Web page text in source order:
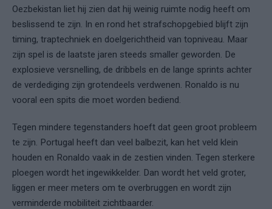
Oezbekistan liet hij zien dat hij weinig ruimte nodig heeft om
beslissend te zijn. In en rond het strafschopgebied blijft zijn
timing, traptechniek en doelgerichtheid van topniveau. Maar
zijn spel is de laatste jaren steeds smaller geworden. De
explosieve versnelling, de dribbels en de lange sprints achter
de verdediging zijn grotendeels verdwenen. Ronaldo is nu
vooral een spits die moet worden bediend.
Tegen mindere tegenstanders hoeft dat geen groot probleem
te zijn. Portugal heeft dan veel balbezit, kan het veld klein
houden en Ronaldo vaak in de zestien vinden. Tegen sterkere
ploegen wordt het ingewikkelder. Dan wordt het veld groter,
liggen er meer meters om te overbruggen en wordt zijn
verminderde mobiliteit zichtbaarder.